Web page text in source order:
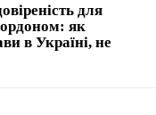
для
як
в Україні, не